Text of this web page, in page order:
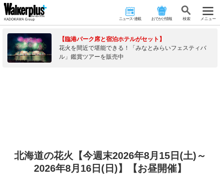
ニュース･連載 おでかけ情報 検 索 メニュー
【臨港パーク席と宿泊ホテルがセット】
花火を間近で堪能できる！「みなとみらいフェスティバ
ル」鑑賞ツアーを販売中
北海道の花火【今週末2026年8月15日(土)～
2026年8月16日(日)】【お昼開催】